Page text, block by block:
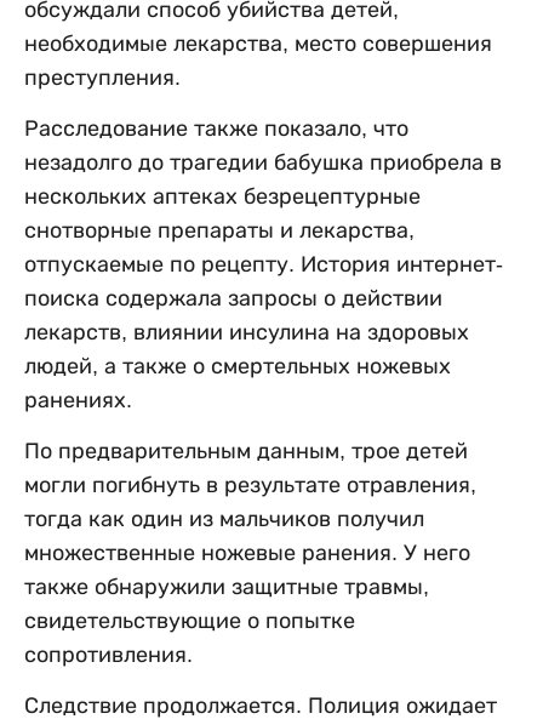
обсуждали способ убийства детей,
необходимые лекарства, место совершения
преступления.
Расследование также показало, что
незадолго до трагедии бабушка приобрела в
нескольких аптеках безрецептурные
снотворные препараты и лекарства,
отпускаемые по рецепту. История интернет-
поиска содержала запросы о действии
лекарств, влиянии инсулина на здоровых
людей, а также о смертельных ножевых
ранениях.
По предварительным данным, трое детей
могли погибнуть в результате отравления,
тогда как один из мальчиков получил
множественные ножевые ранения. У него
также обнаружили защитные травмы,
свидетельствующие о попытке
сопротивления.
Следствие продолжается. Полиция ожидает